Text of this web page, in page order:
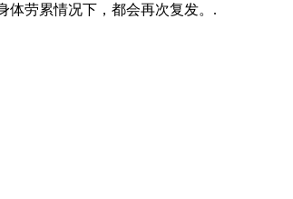
体劳累情况下，都会再次复发。.